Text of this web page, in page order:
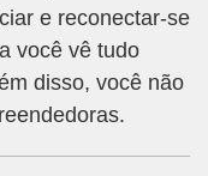
e reconectar-se
você vê tudo
disso, você não